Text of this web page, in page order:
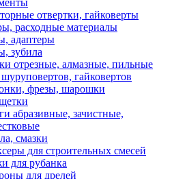
отвертки, гайковерты
расходные материалы
адаптеры
зубила
отрезные, алмазные, пильные
гайковертов
фрезы, шарошки
абразивные, зачистные,
смазки
для строительных смесей
для рубанка
для дрелей